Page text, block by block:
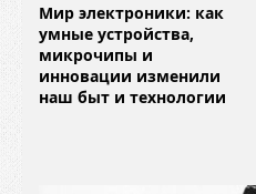
Мир электроники: как
умные устройства,
микрочипы и
инновации изменили
наш быт и технологии